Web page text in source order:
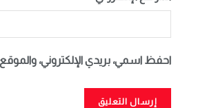
احفظ اسمي، بريدي الإلكتروني،